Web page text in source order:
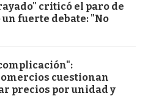
criticó el paro de
fuerte debate: "No
cuestionan
precios por unidad y